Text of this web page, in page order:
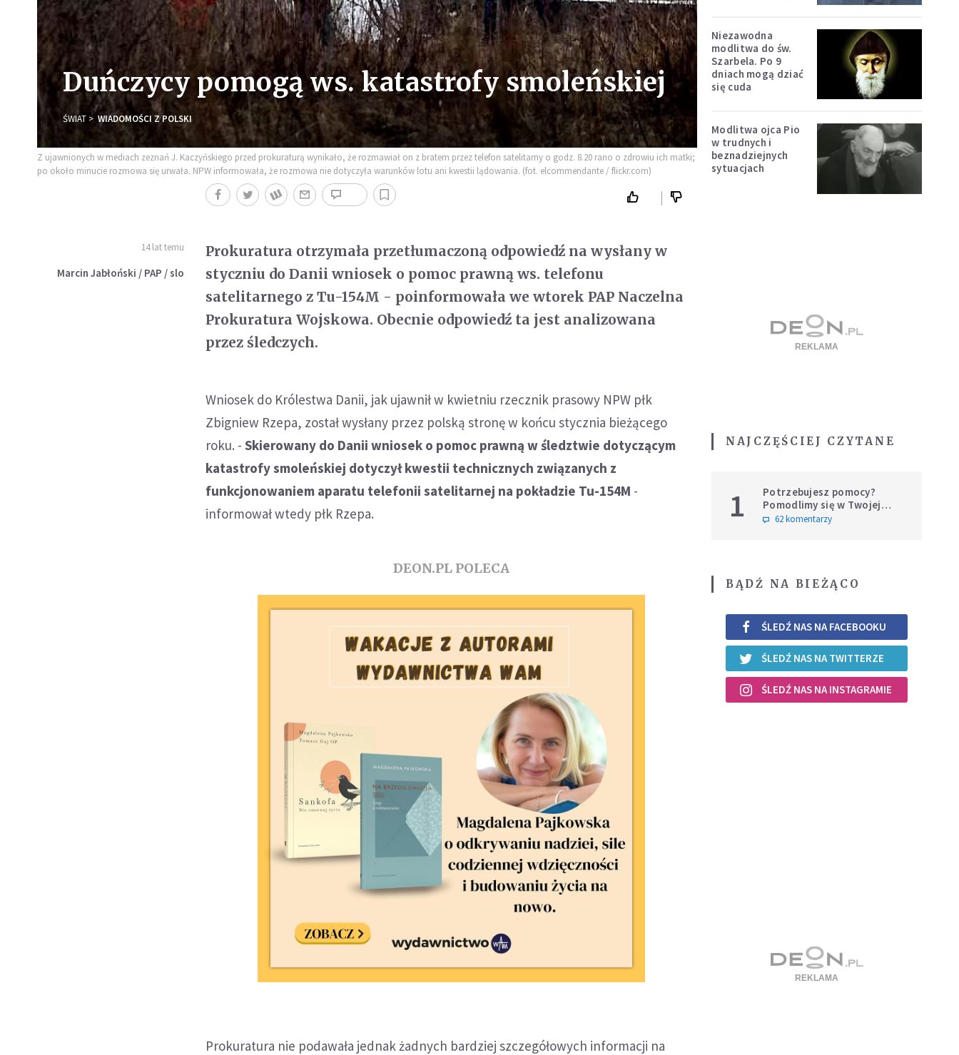
Duńczycy pomogą ws. katastrofy smoleńskiej
ŚWIAT WIADOMOŚCI Z POLSKI
Z ujawnionych w mediach zeznań J. Kaczyńskiego przed prokuraturą wynikało, że rozmawiał on z bratem przez telefon satelitarny o godz. 8.20 rano o zdrowiu ich matki;
po około minucie rozmowa się urwała. NPW informowała, że rozmowa nie dotyczyła warunków lotu ani kwestii lądowania. (fot. elcommendante / flickr.com)
14 lat temu
Marcin Jabłoński / PAP / slo
Prokuratura otrzymała przetłumaczoną odpowiedź na wysłany w
styczniu do Danii wniosek o pomoc prawną ws. telefonu
satelitarnego z Tu-154M - poinformowała we wtorek PAP Naczelna
Prokuratura Wojskowa. Obecnie odpowiedź ta jest analizowana
przez śledczych.
Wniosek do Królestwa Danii, jak ujawnił w kwietniu rzecznik prasowy NPW płk
Zbigniew Rzepa, został wysłany przez polską stronę w końcu stycznia bieżącego
roku. -Skierowany do Danii wniosek o pomoc prawną w śledztwie dotyczącym
katastrofy smoleńskiej dotyczył kwestii technicznych związanych z
funkcjonowaniem aparatu telefonii satelitarnej na pokładzie Tu-154M -
informował wtedy płk Rzepa.
DEON.PL POLECA
Prokuratura nie podawała jednak żadnych bardziej szczegółowych informacji na
Niezawodna
modlitwa do św.
Szarbela. Po 9
dniach mogą dziać
się cuda
Modlitwa ojca Pio
w trudnych i
beznadziejnych
sytuacjach
NAJCZĘŚCIEJ CZYTANE
1
Potrzebujesz pomocy?
Pomodlimy się w Twojej
intencji
62 komentarzy
BĄDŹ NA BIEŻĄCO
ŚLEDŹ NAS NA FACEBOOKU
ŚLEDŹ NAS NA TWITTERZE
ŚLEDŹ NAS NA INSTAGRAMIE